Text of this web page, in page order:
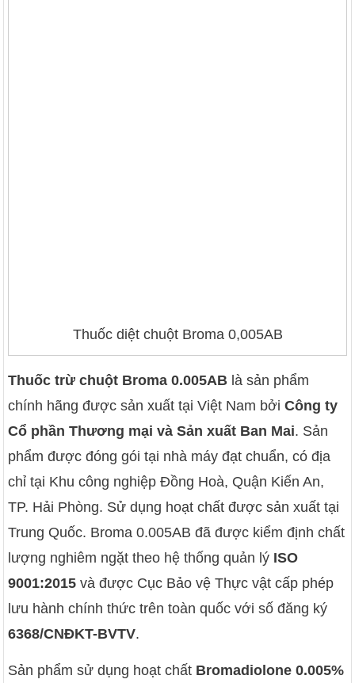
Thuốc diệt chuột Broma 0,005AB
Thuốc trừ chuột Broma 0.005AB là sản phẩm
chính hãng được sản xuất tại Việt Nam bởiCông ty
Cổ phần Thương mại và Sản xuất Ban Mai. Sản
phẩm được đóng gói tại nhà máy đạt chuẩn, có địa
chỉ tại Khu công nghiệp Đồng Hoà, Quận Kiến An,
TP. Hải Phòng. Sử dụng hoạt chất được sản xuất tại
Trung Quốc. Broma 0.005AB đã được kiểm định chất
lượng nghiêm ngặt theo hệ thống quản lý ISO
9001:2015 và được Cục Bảo vệ Thực vật cấp phép
lưu hành chính thức trên toàn quốc với số đăng ký
6368/CNĐKT-BVTV.
Sản phẩm sử dụng hoạt chất Bromadiolone 0.005%